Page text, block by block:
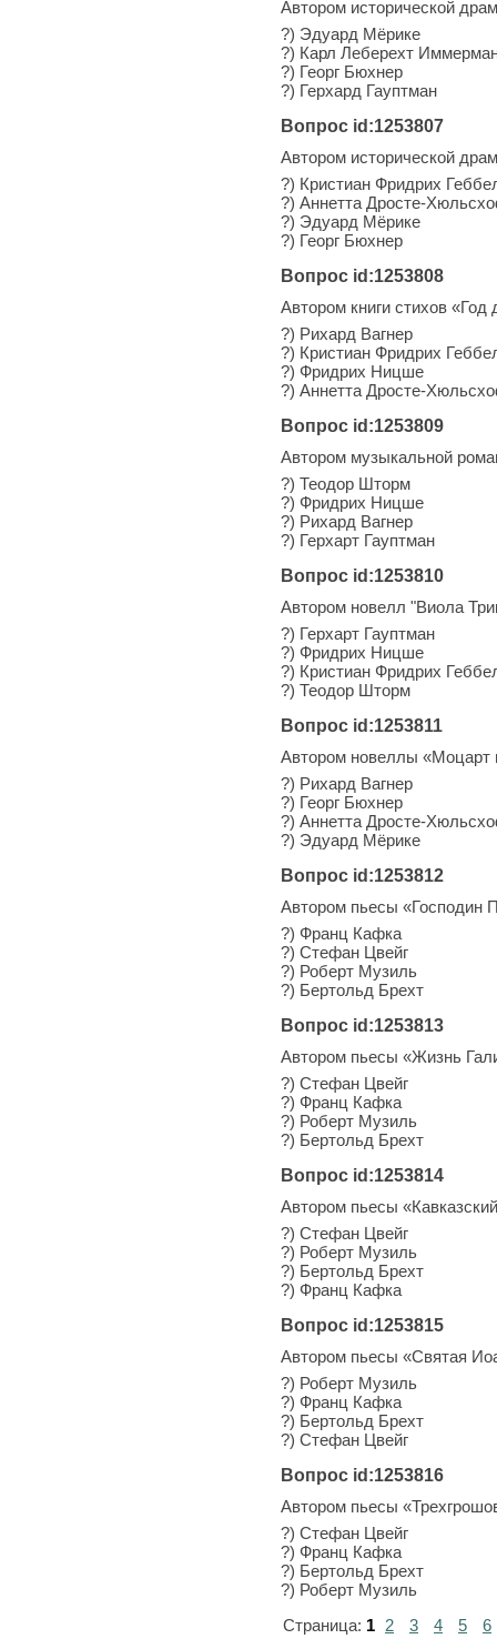
Автором исторической
?) Эдуард Мёрике
?) Карл Леберехт
?) Георг Бюхнер
?) Герхард Гауптман
Вопрос id:1253807
Автором исторической
?) Кристиан Фридрих
?) Аннетта Дросте-
?) Эдуард Мёрике
?) Георг Бюхнер
Вопрос id:1253808
Автором книги стихов
?) Рихард Вагнер
?) Кристиан Фридрих
?) Фридрих Ницше
?) Аннетта Дросте-
Вопрос id:1253809
Автором музыкальной
?) Теодор Шторм
?) Фридрих Ницше
?) Рихард Вагнер
?) Герхарт Гауптман
Вопрос id:1253810
Автором новелл "Виола
?) Герхарт Гауптман
?) Фридрих Ницше
?) Кристиан Фридрих
?) Теодор Шторм
Вопрос id:1253811
Автором новеллы «Моцарт
?) Рихард Вагнер
?) Георг Бюхнер
?) Аннетта Дросте-
?) Эдуард Мёрике
Вопрос id:1253812
Автором пьесы «Господин
?) Франц Кафка
?) Стефан Цвейг
?) Роберт Музиль
?) Бертольд Брехт
Вопрос id:1253813
Автором пьесы «Жизнь
?) Стефан Цвейг
?) Франц Кафка
?) Роберт Музиль
?) Бертольд Брехт
Вопрос id:1253814
Автором пьесы
?) Стефан Цвейг
?) Роберт Музиль
?) Бертольд Брехт
?) Франц Кафка
Вопрос id:1253815
Автором пьесы «Святая
?) Роберт Музиль
?) Франц Кафка
?) Бертольд Брехт
?) Стефан Цвейг
Вопрос id:1253816
Автором пьесы
?) Стефан Цвейг
?) Франц Кафка
?) Бертольд Брехт
?) Роберт Музиль
Страница: 1 2 3 4 5 6